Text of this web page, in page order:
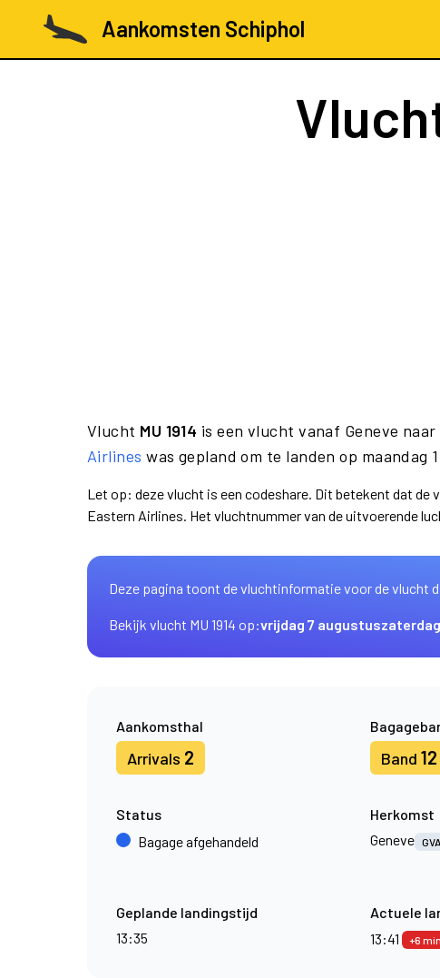
Aankomsten Schiphol
Vlucht MU 1914 is een vlucht vanaf Geneve
Airlines was gepland om te landen op maandag
Let op: deze vlucht is een codeshare. Dit betekent dat
Eastern Airlines. Het vluchtnummer van de uitvoerende
Deze pagina toont de vluchtinformatie voor de vlucht
Bekijk vlucht MU 1914 op:vrijdag 7 augustus
Aankomsthal
Arrivals 2 Band 12
Status
Bagage afgehandeld
Herkomst
Geneve GVA
Geplande landingstijd
13:35
Actuele
13:41
+6 min